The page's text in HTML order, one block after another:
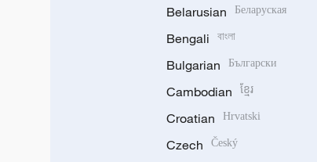
Belarusian Беларуская
Bengali বাংলা
Bulgarian Български
Cambodian ខ្មែរ
Croatian Hrvatski
Czech Český